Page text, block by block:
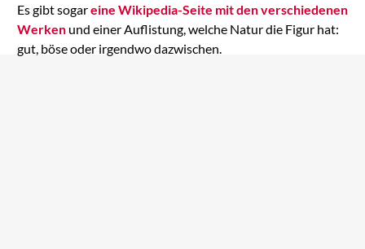
Es gibt sogareine Wikipedia-Seite mit den verschiedenen
Werken und einer Auflistung, welche Natur die Figur hat:
gut, böse oder irgendwo dazwischen.